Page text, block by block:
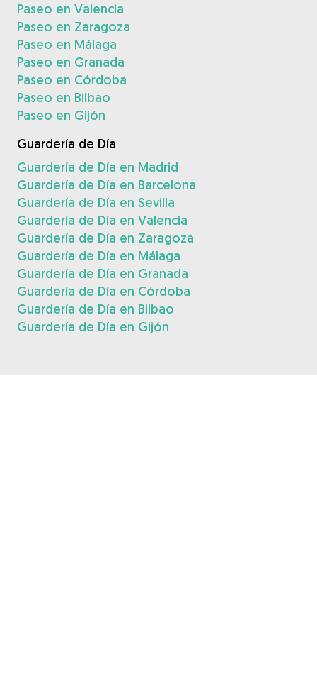
Paseo en Valencia
Paseo en Zaragoza
Paseo en Málaga
Paseo en Granada
Paseo en Córdoba
Paseo en Bilbao
Paseo en Gijón
Guardería de Día
Guardería de Día en Madrid
Guardería de Día en Barcelona
Guardería de Día en Sevilla
Guardería de Día en Valencia
Guardería de Día en Zaragoza
Guardería de Día en Málaga
Guardería de Día en Granada
Guardería de Día en Córdoba
Guardería de Día en Bilbao
Guardería de Día en Gijón